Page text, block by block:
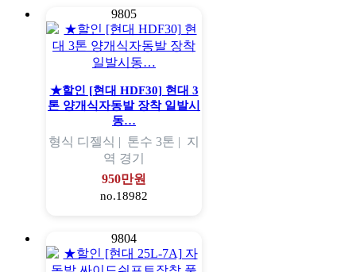
9805
★할인 [현대 HDF30] 현대 3
톤 양개식자동발 장착 일발시
동…
형식 디젤식 | 톤수 3톤 | 지
역 경기
950만원
no.18982
9804